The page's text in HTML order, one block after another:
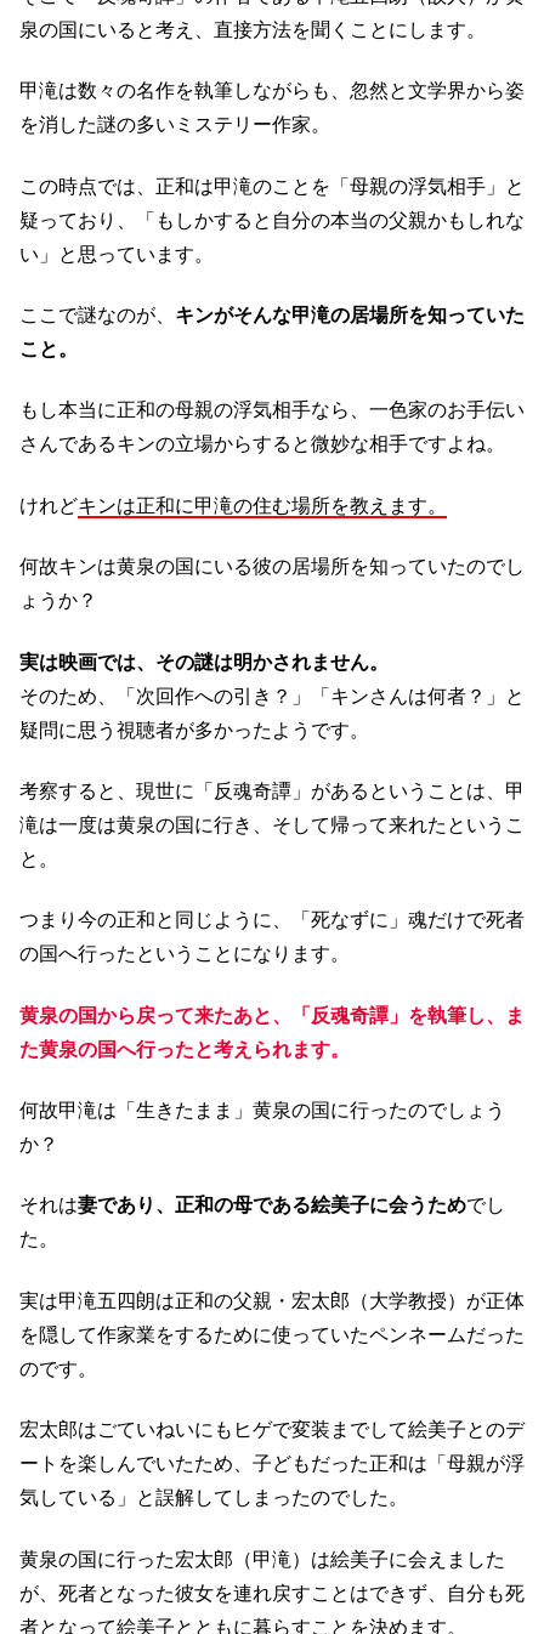
泉の国にいると考え、直接方法を聞くことにします。
甲滝は数々の名作を執筆しながらも、忽然と文学界から姿
を消した謎の多いミステリー作家。
この時点では、正和は甲滝のことを「母親の浮気相手」と
疑っており、「もしかすると自分の本当の父親かもしれな
い」と思っています。
ここで謎なのが、 キンがそんな甲滝の居場所を知っていた
こと。
もし本当に正和の母親の浮気相手なら、一色家のお手伝い
さんであるキンの立場からすると微妙な相手ですよね。
けれどキンは正和に甲滝の住む場所を教えます。
何故キンは黄泉の国にいる彼の居場所を知っていたのでし
ょうか？
実は映画では、その謎は明かされません。
そのため、「次回作への引き？」「キンさんは何者？」と
疑問に思う視聴者が多かったようです。
考察すると、現世に「反魂奇譚」があるということは、甲
滝は一度は黄泉の国に行き、そして帰って来れたというこ
と。
つまり今の正和と同じように、「死なずに」魂だけで死者
の国へ行ったということになります。
黄泉の国から戻って来たあと、「反魂奇譚」を執筆し、ま
た黄泉の国へ行ったと考えられます。
何故甲滝は「生きたまま」黄泉の国に行ったのでしょう
か？
それは妻であり、正和の母である絵美子に会うためでし
た。
実は甲滝五四朗は正和の父親・宏太郎（大学教授）が正体
を隠して作家業をするために使っていたペンネームだった
のです。
宏太郎はごていねいにもヒゲで変装までして絵美子とのデ
ートを楽しんでいたため、子どもだった正和は「母親が浮
気している」と誤解してしまったのでした。
黄泉の国に行った宏太郎（甲滝）は絵美子に会えました
が、死者となった彼女を連れ戻すことはできず、自分も死
者となって絵美子とともに暮らすことを決めます。